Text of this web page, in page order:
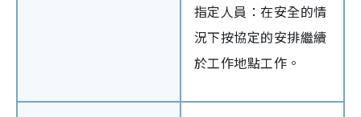
指定人員：在安全的情
況下按協定的安排繼續
於工作地點工作。